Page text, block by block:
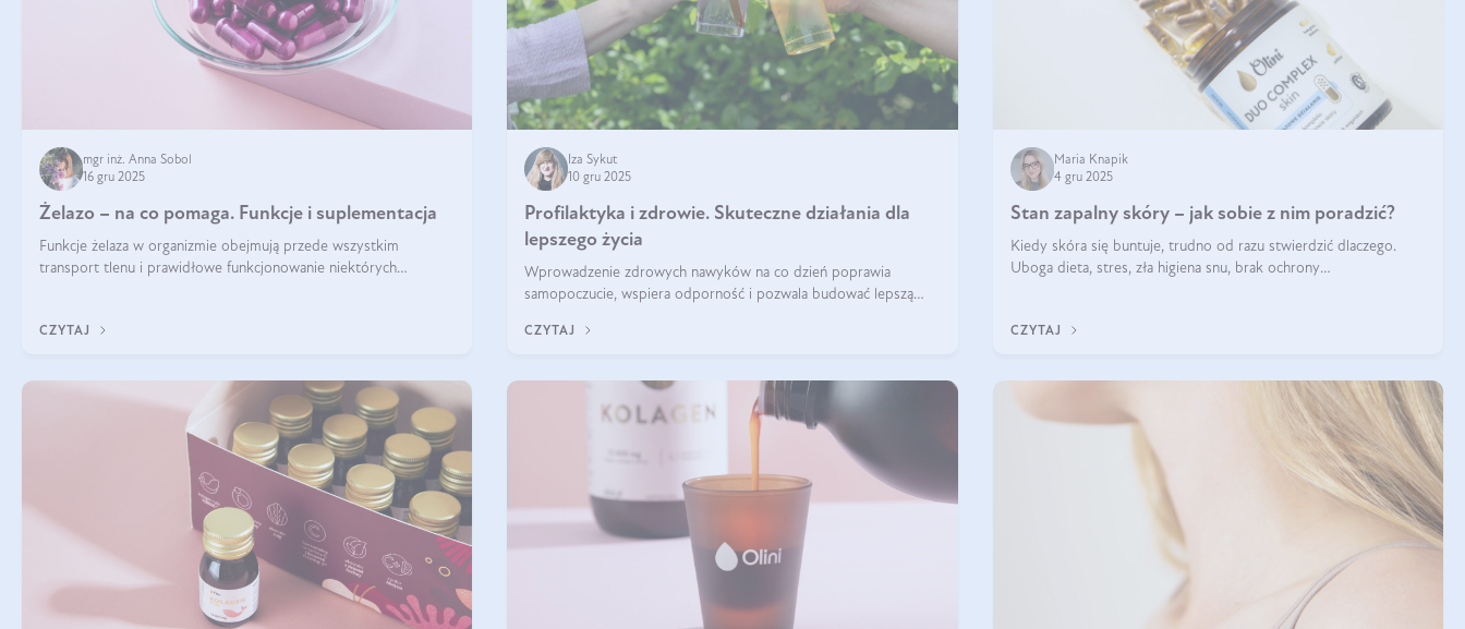
mgr inż. Anna Sobol
16 gru 2025
Żelazo – na co pomaga. Funkcje i suplementacja
Funkcje żelaza w organizmie obejmują przede wszystkim
transport tlenu i prawidłowe funkcjonowanie niektórych
etapie życia.
CZYTAJ
Iza Sykut
10 gru 2025
Profilaktyka i zdrowie. Skuteczne działania dla
lepszego życia
Wprowadzenie zdrowych nawyków na co dzień poprawia
samopoczucie, wspiera odporność i pozwala budować lepszą
CZYTAJ
Maria Knapik
4 gru 2025
Stan zapalny skóry – jak sobie z nim poradzić?
Kiedy skóra się buntuje, trudno od razu stwierdzić dlaczego.
Uboga dieta, stres, zła higiena snu, brak ochrony
CZYTAJ